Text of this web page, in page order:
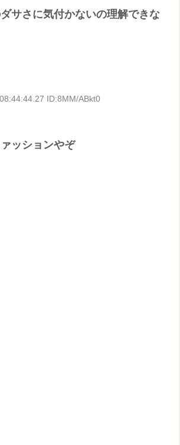
サさに気付かないの理解できな
ID:8MM/ABkt0
ッションやぞ